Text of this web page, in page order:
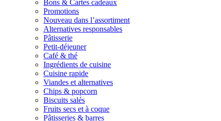
Bons & Cartes cadeaux
Promotions
Nouveau dans l’assortiment
Alternatives responsables
Pâtisserie
Petit-déjeuner
Café & thé
Ingrédients de cuisine
Cuisine rapide
Viandes et alternatives
Chips & popcorn
Biscuits salés
Fruits secs et à coque
Pâtisseries & barres